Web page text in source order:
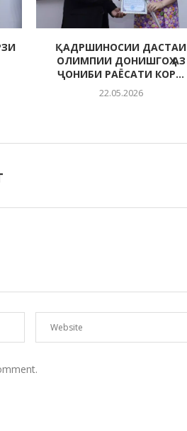
ҚАДРШИНОСИИ ДАСТАИ
ОЛИМПИИ ДОНИШГОҲ АЗ
ҶОНИБИ РАЁСАТИ КОР...
22.05.2026